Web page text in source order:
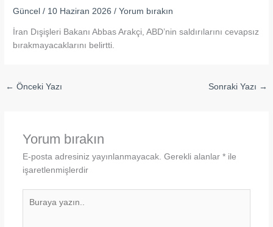
Güncel / 10 Haziran 2026/Yorum bırakın
İran Dışişleri Bakanı Abbas Arakçi, ABD’nin saldırılarını cevapsız
bırakmayacaklarını belirtti.
← Önceki Yazı Sonraki Yazı →
Yorum bırakın
E-posta adresiniz yayınlanmayacak. Gerekli alanlar *ile
işaretlenmişlerdir